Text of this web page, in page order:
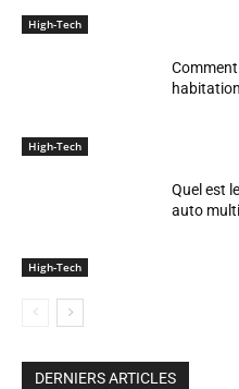
High-Tech
High-Tech
High-Tech
Quel est
auto
DERNIERS ARTICLES